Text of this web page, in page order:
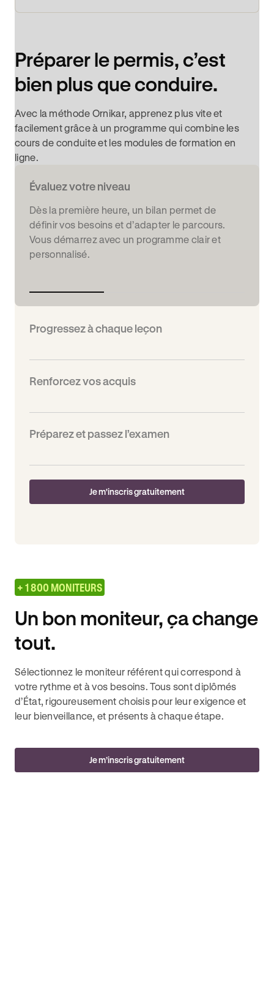
Préparer le permis, c’est
bien plus que conduire.
Avec la méthode Ornikar, apprenez plus vite et
facilement grâce à un programme qui combine les
cours de conduite et les modules de formation en
ligne.
Évaluez votre niveau
Dès la première heure, un bilan permet de
définir vos besoins et d’adapter le parcours.
Vous démarrez avec un programme clair et
personnalisé.
Progressez à chaque leçon
Renforcez vos acquis
Préparez et passez l’examen
Je m'inscris gratuitement
+ 1 800 MONITEURS
Un bon moniteur, ça change
tout.
Sélectionnez le moniteur référent qui correspond à
votre rythme et à vos besoins. Tous sont diplômés
d’État, rigoureusement choisis pour leur exigence et
leur bienveillance, et présents à chaque étape.
Je m’inscris gratuitement